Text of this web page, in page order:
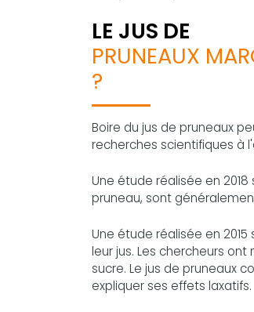
LE JUS DE
PRUNEAUX
?
Boire du jus de pruneaux
recherches scientifiques à
Une étude réalisée en
pruneau, sont
Une étude réalisée en
leur jus. Les chercheurs
sucre. Le jus de pruneaux
expliquer ses effets laxatifs.